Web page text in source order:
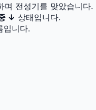
며 전성기를 맞았습니다.
↓ 상태입니다.
입니다.